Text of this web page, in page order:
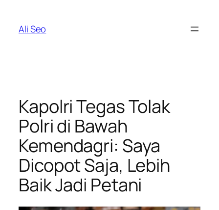
content
Ali Seo
Kapolri Tegas Tolak
Polri di Bawah
Kemendagri: Saya
Dicopot Saja, Lebih
Baik Jadi Petani